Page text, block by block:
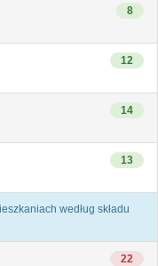
8
12
14
13
według składu
22